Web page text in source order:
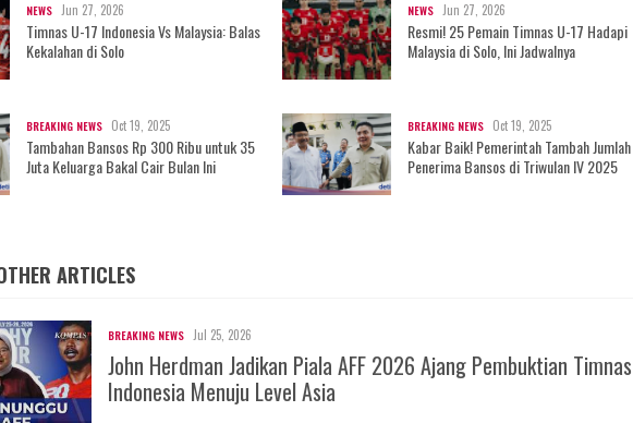
NEWS Jun 27, 2026
Timnas U-17 Indonesia Vs Malaysia: Balas
Kekalahan di Solo
NEWS Jun 27, 2026
Resmi! 25 Pemain Timnas U-17 Hadapi
Malaysia di Solo, Ini Jadwalnya
BREAKING NEWS Oct 19, 2025
Tambahan Bansos Rp 300 Ribu untuk 35
Juta Keluarga Bakal Cair Bulan Ini
BREAKING NEWS Oct 19, 2025
Kabar Baik! Pemerintah Tambah Jumlah
Penerima Bansos di Triwulan IV 2025
ARTICLES
BREAKING NEWS Jul 25, 2026
John Herdman Jadikan Piala AFF 2026 Ajang Pembuktian Timnas
Indonesia Menuju Level Asia